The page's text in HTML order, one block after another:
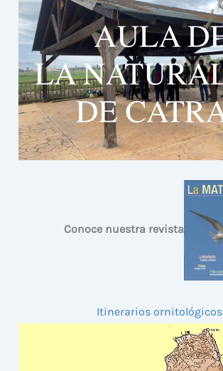
Conoce nuestra revista
Itinerarios ornitológicos